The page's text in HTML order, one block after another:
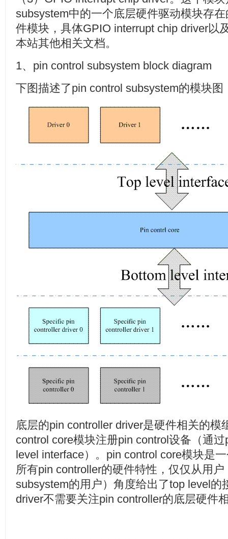
subsystem中的一个底层硬件驱动模块存
件模块，具体GPIO interrupt chip driver以
本站其他相关文档。
1、pin control subsystem block diagram
下图描述了pin control subsystem的模块图
底层的pin controller driver是硬件相关的模
control core模块注册pin control设备（通
level interface）。pin control core模块是
所有pin controller的硬件特性，仅仅从用
subsystem的用户）角度给出了top level的
driver不需要关注pin controller的底层硬件